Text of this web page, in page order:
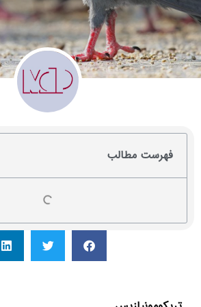
فهرست مطالب